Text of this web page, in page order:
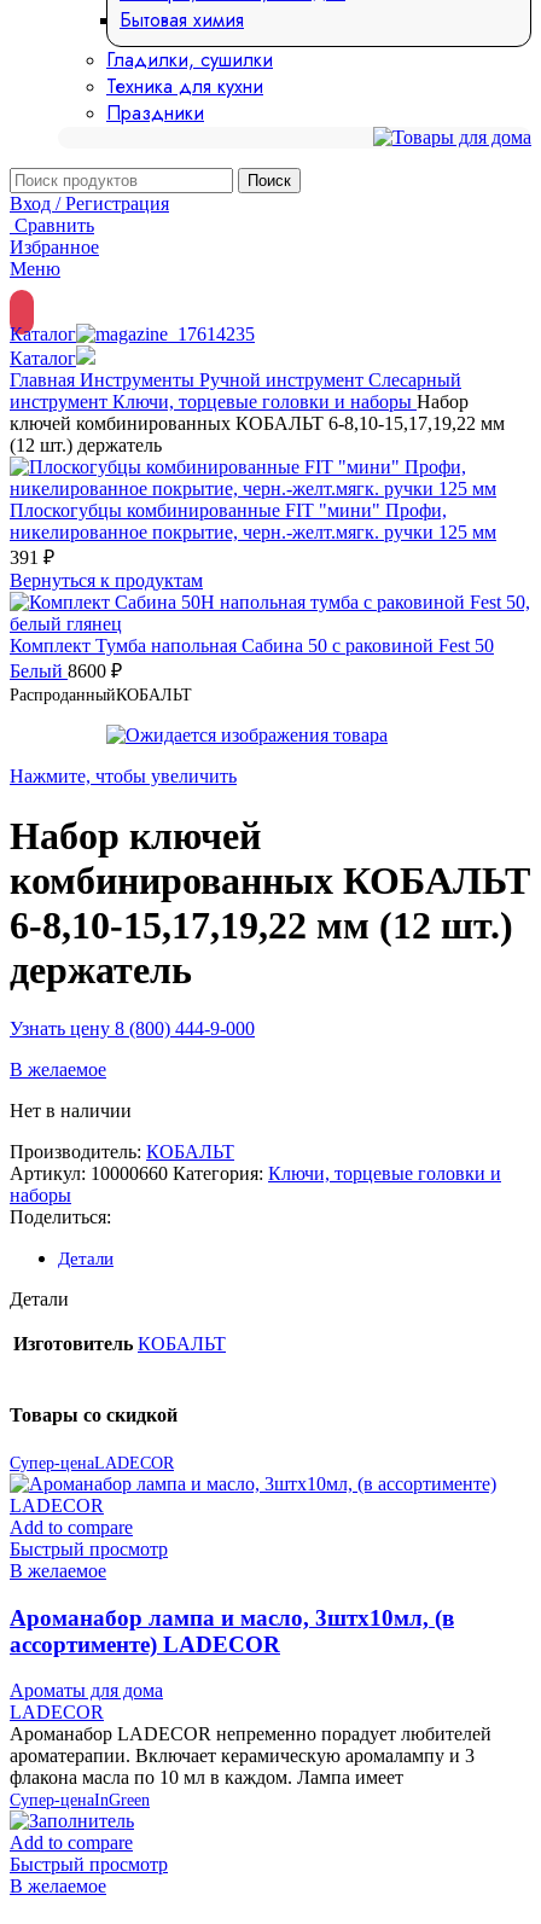
Бытовая химия
Гладилки, сушилки
Техника для кухни
Праздники
Поиск
Вход / Регистрация
Сравнить
Избранное
Меню
Каталог
Каталог
Главная Инструменты Ручной инструмент Слесарный
инструмент Ключи, торцевые головки и наборы Набор
ключей комбинированных КОБАЛЬТ 6-8,10-15,17,19,22 мм
(12 шт.) держатель
Плоскогубцы комбинированные FIT "мини" Профи,
никелированное покрытие, черн.-желт.мягк. ручки 125 мм
391 ₽
Вернуться к продуктам
Комплект Тумба напольная Сабина 50 с раковиной Fest 50
Белый 8600 ₽
РаспроданныйКОБАЛЬТ
Нажмите, чтобы увеличить
Набор ключей
комбинированных КОБАЛЬТ
6-8,10-15,17,19,22 мм (12 шт.)
держатель
Узнать цену 8 (800) 444-9-000
В желаемое
Нет в наличии
Производитель: КОБАЛЬТ
Артикул: 10000660 Категория: Ключи, торцевые головки и
наборы
Поделиться:
Детали
Детали
Изготовитель КОБАЛЬТ
Товары со скидкой
Супер-ценаLADECOR
Add to compare
Быстрый просмотр
В желаемое
Ароманабор лампа и масло, 3штx10мл, (в
ассортименте) LADECOR
Ароматы для дома
LADECOR
Ароманабор LADECOR непременно порадует любителей
ароматерапии. Включает керамическую аромалампу и 3
флакона масла по 10 мл в каждом. Лампа имеет
Супер-ценаInGreen
Add to compare
Быстрый просмотр
В желаемое